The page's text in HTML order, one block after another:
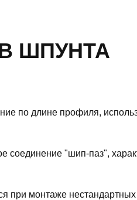
ШПУНТА
по длине профиля,
соединение "шип-паз",
при монтаже нестандартных